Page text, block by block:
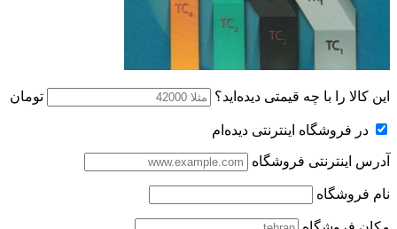
این کالا را با چه قیمتی دیده‌اید؟ تومان
در فروشگاه اینترنتی دیده‌ام
آدرس اینترنتی فروشگاه
نام فروشگاه